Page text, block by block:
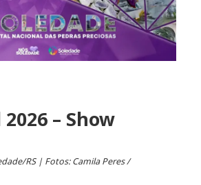
– Show
RS | Fotos: Camila Peres /